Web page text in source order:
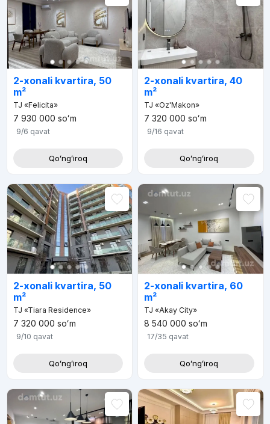
2-xonali kvartira, 50
m²
TJ «Felicita»
7 930 000 soʻm
9/6 qavat
Qoʻngʻiroq
2-xonali kvartira, 40
m²
TJ «Oz'Makon»
7 320 000 soʻm
9/16 qavat
Qoʻngʻiroq
2-xonali kvartira, 50
m²
TJ «Tiara Residence»
7 320 000 soʻm
9/10 qavat
Qoʻngʻiroq
2-xonali kvartira, 60
m²
TJ «Akay City»
8 540 000 soʻm
17/35 qavat
Qoʻngʻiroq